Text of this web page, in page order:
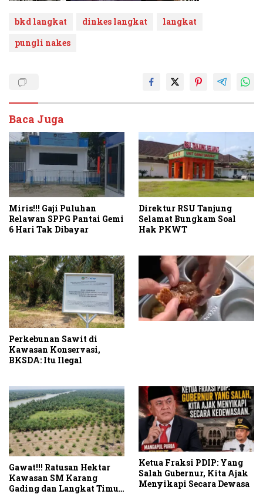
bkd langkat dinkes langkat
langkat
pungli nakes
Baca Juga
Miris!!! Gaji Puluhan
Relawan SPPG Pantai Gemi
6 Hari Tak Dibayar
Direktur RSU Tanjung
Selamat Bungkam Soal
Hak PKWT
Perkebunan Sawit di
Kawasan Konservasi,
BKSDA: Itu Ilegal
Gawat!!! Ratusan Hektar
Kawasan SM Karang
Gading dan Langkat Timur
Ketua Fraksi PDIP: Yang
Salah Gubernur, Kita Ajak
Menyikapi Secara Dewasa